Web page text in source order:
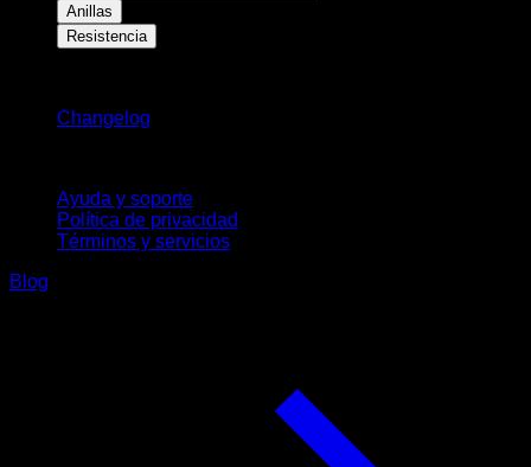
Anillas
Resistencia
Changelog
Ayuda y soporte
Política de privacidad
Términos y servicios
Blog